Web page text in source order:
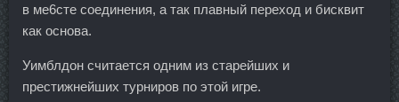
в ме6сте соединения, а так плавный переход и бисквит
как основа.
Уимблдон считается одним из старейших и
престижнейших турниров по этой игре.